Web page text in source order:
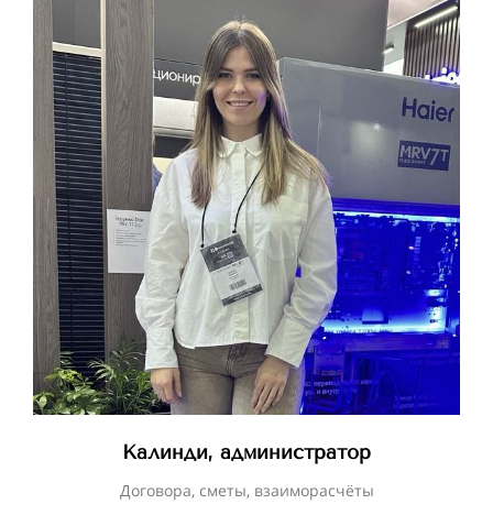
Калинди, администратор
Договора, сметы, взаиморасчёты